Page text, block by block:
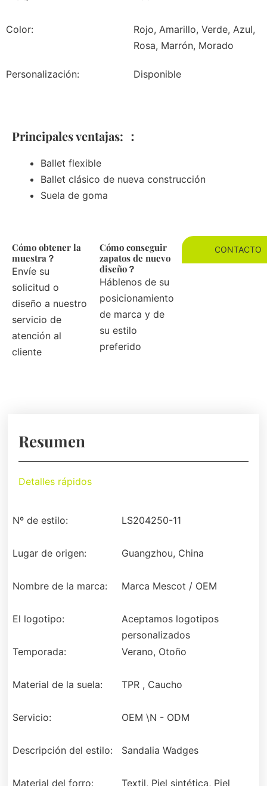
Color:
Rojo, Amarillo, Verde, Azul,
Rosa, Marrón, Morado
Personalización: Disponible
Principales ventajas: ：
Ballet flexible
Ballet clásico de nueva construcción
Suela de goma
Cómo obtener la
muestra？
Envíe su
solicitud o
diseño a nuestro
servicio de
atención al
cliente
Cómo conseguir
zapatos de nuevo
diseño？
Háblenos de su
posicionamiento
de marca y de
su estilo
preferido
CONTACTO
Resumen
Detalles rápidos
Nº de estilo: LS204250-11
Lugar de origen: Guangzhou, China
Nombre de la marca: Marca Mescot / OEM
El logotipo:
Aceptamos logotipos
personalizados
Temporada:
Verano, Otoño
Material de la suela: TPR , Caucho
Servicio: OEM \N - ODM
Descripción del estilo: Sandalia Wadges
Material del forro:
Textil, Piel sintética, Piel